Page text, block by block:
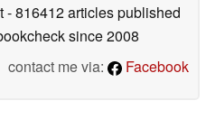
- 816412 articles published
since 2008
contact me via:
Facebook